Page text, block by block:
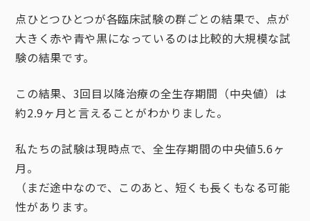
点ひとつひとつが各臨床試験の群ごとの結果で、点が
大きく赤や青や黒になっているのは比較的大規模な試
験の結果です。
この結果、3回目以降治療の全生存期間（中央値）は
約2.9ヶ月と言えることがわかりました。
私たちの試験は現時点で、全生存期間の中央値5.6ヶ
月。
（まだ途中なので、このあと、短くも長くもなる可能
性があります。